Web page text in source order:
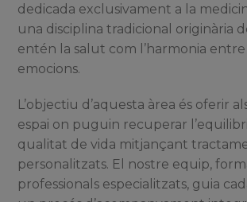
dedicada exclusivament a la
una disciplina tradicional originària
entén la salut com l’harmonia entre
emocions.
L’objectiu d’aquesta àrea és oferir
espai on puguin recuperar
qualitat de vida mitjançant
personalitzats. El nostre equip,
professionals especialitzats, guia